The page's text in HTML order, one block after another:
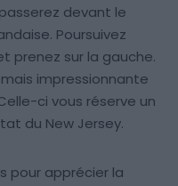
devant le
Poursuivez
prenez sur la gauche.
impressionnante
ci vous réserve un
du New Jersey.
pour apprécier la